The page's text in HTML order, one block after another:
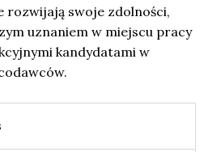
rozwijają swoje zdolności,
uznaniem w miejscu pracy
kandydatami w